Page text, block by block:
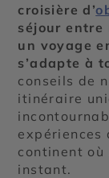
croisière d’
séjour entre
un voyage
s’adapte à
conseils de
itinéraire
expériences
continent où
instant.